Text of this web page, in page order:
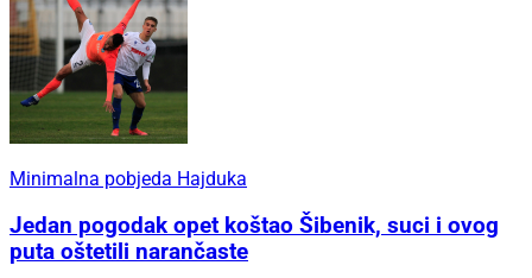
Minimalna pobjeda Hajduka
Jedan pogodak opet koštao Šibenik, suci i ovog
puta oštetili narančaste